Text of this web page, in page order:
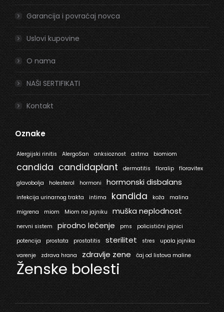
Garancija i povraćaj novca
Uslovi kupovine
O nama
NAŠI SERTIFIKATI
Kontakt
Oznake
Alergijski rinitis AlergoSan anksioznost astma biomiom
candida candidaplant dermatitis floralip
floravitex
glavobolja
holesterol hormoni hormonski disbalans
infekcija urinarnog trakta intima kandida koža
malina
migrena
miom Miom na jajniku muška neplodnost
nervni sistem pirodno lečenje pms
policistični jajnici
potencija
prostata prostatitis sterilitet stres
upala jajnika
varenje
zdrava hrana zdravlje zene čaj od listova maline
Ženske bolesti